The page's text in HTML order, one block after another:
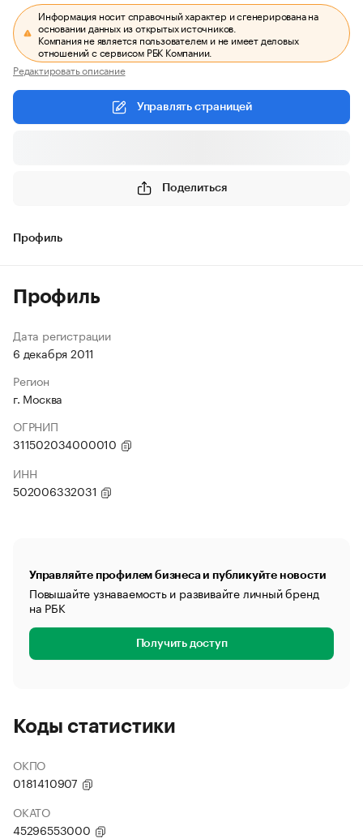
Информация носит справочный характер и сгенерирована на
основании данных из открытых источников.
Компания не является пользователем и не имеет деловых
отношений с сервисом РБК Компании.
Редактировать описание
Управлять страницей
Поделиться
Профиль
Профиль
Дата регистрации
6 декабря 2011
Регион
г. Москва
ОГРНИП
311502034000010
ИНН
502006332031
Управляйте профилем бизнеса и публикуйте новости
Повышайте узнаваемость и развивайте личный бренд
на РБК
Получить доступ
Коды статистики
ОКПО
0181410907
ОКАТО
45296553000